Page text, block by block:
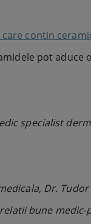
contin
pot
specialist
Dr.
bune